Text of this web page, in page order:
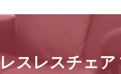
スレスチェ